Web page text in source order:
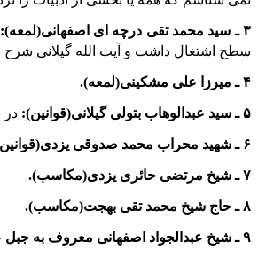
۳ ـ سید محمد تقى درچه اى اصفهانى(لمعه):
سطح اشتغال داشت و آیت الله گیلانى شرح
۴ ـ میرزا على مشکینى(لمعه).
۵ ـ سید عبدالوهاب بتولى گیلانى(قوانین): در سال ۱۳۸۴ش رحلت کرد و در قم به خاک سپرده
۶ ـ شهید محراب محمد صدوقى یزدى(قوانین).
۷ ـ شیخ مرتضى حائرى یزدى(مکاسب).
۸ ـ حاج شیخ محمد تقى بهجت(مکاسب).
۹ ـ شیخ عبدالجواد اصفهانى معروف به جبل عاملى(رسایل).